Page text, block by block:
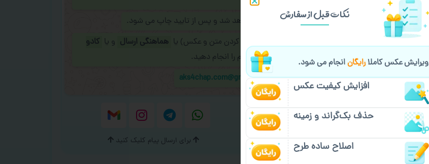
طراحی نهایی قبل از چاپ برای شما ارسال خواهد شد و پس از تایید چاپ می شود.
(اضافه کردن متن و عکس) یا هماهنگی ارسال و یا کادو
کردن سفارش با اپراتو عکسچاپ هماهنگی لازم را انجام دهید.
ایمیل جهت ثبت یا پیگیری سفارش:aks4chap.com@gmail.com
برای ارسال پیام کلیک کنید
نکات قبل از سفارش
ویرایش عکس کاملارایگانانجام می شود.
افزایش کیفیت عکس
حذف بک‌گراند و زمینه
اصلاح ساده طرح